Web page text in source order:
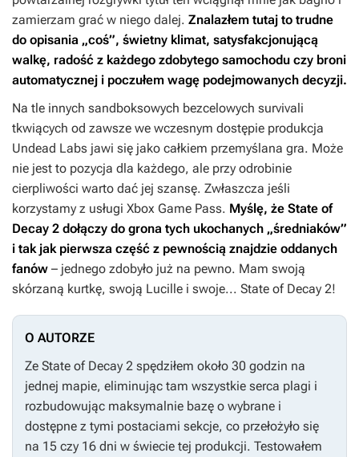
zamierzam grać w niego dalej. Znalazłem tutaj to trudne
do opisania „coś”, świetny klimat, satysfakcjonującą
walkę, radość z każdego zdobytego samochodu czy broni
automatycznej i poczułem wagę podejmowanych decyzji.
Na tle innych sandboksowych bezcelowych survivali
tkwiących od zawsze we wczesnym dostępie produkcja
Undead Labs jawi się jako całkiem przemyślana gra. Może
nie jest to pozycja dla każdego, ale przy odrobinie
cierpliwości warto dać jej szansę. Zwłaszcza jeśli
korzystamy z usługi Xbox Game Pass. Myślę, że State of
Decay 2 dołączy do grona tych ukochanych „średniaków”
i tak jak pierwsza część z pewnością znajdzie oddanych
fanów – jednego zdobyło już na pewno. Mam swoją
skórzaną kurtkę, swoją Lucille i swoje... State of Decay 2!
O AUTORZE
Ze State of Decay 2 spędziłem około 30 godzin na
jednej mapie, eliminując tam wszystkie serca plagi i
rozbudowując maksymalnie bazę o wybrane i
dostępne z tymi postaciami sekcje, co przełożyło się
na 15 czy 16 dni w świecie tej produkcji. Testowałem